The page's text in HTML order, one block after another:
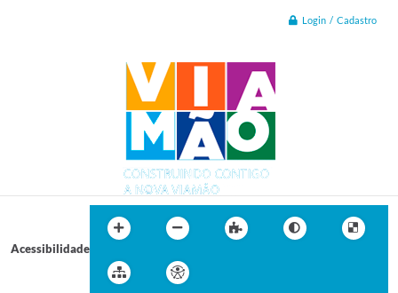
Login / Cadastro
Acessibilidade